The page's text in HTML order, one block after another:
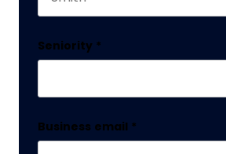
Seniority *
Business email *